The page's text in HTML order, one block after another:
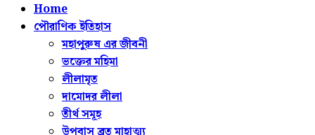
Home
পৌরাণিক ইতিহাস
মহাপুরুষ এর জীবনী
ভক্তের মহিমা
লীলামৃত
দামোদর লীলা
তীর্থ সমূহ